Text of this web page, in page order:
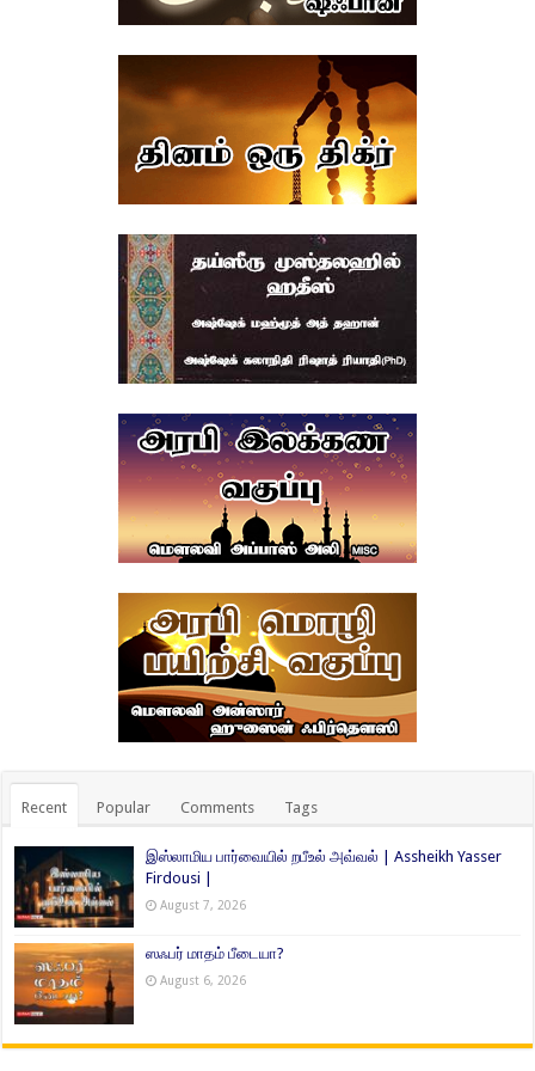
Recent Popular Comments Tags
இஸ்லாமிய பார்வையில் றபீஉல் அவ்வல் | Assheikh Yasser
Firdousi |
August 7, 2026
ஸஃபர் மாதம் பீடையா?
August 6, 2026